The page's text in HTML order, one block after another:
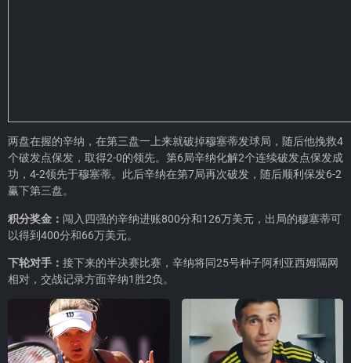
两盘在握的辛纳，在第三盘一上来就破掉穆塞蒂发球局，随后他挽救4
个破发点保发，取得2-0的领先。第6局辛纳化解2个连续破发点保发成
功，4-2领先于穆塞蒂。此后辛纳在第7局再次破发，随后顺利保发6-2
赢下第三盘。
积分奖金： 闯入四强的辛纳进账800分和126万美元，出局的穆塞蒂可
以得到400分和66万美元。
下轮对手： 接下来的半决赛比赛，辛纳将同25号种子阿利亚西姆隔网
相对，交战记录方面辛纳1胜2负。